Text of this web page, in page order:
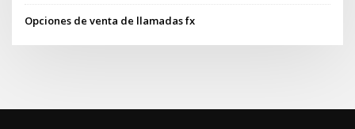
Opciones de venta de llamadas fx